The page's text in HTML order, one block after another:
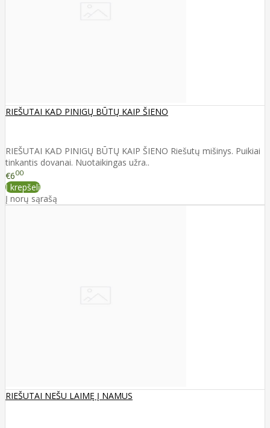
RIEŠUTAI KAD PINIGŲ BŪTŲ KAIP ŠIENO
RIEŠUTAI KAD PINIGŲ BŪTŲ KAIP ŠIENO Riešutų mišinys. Puikiai
tinkantis dovanai. Nuotaikingas užra..
€600
Į krepšelį
Į norų sąrašą
RIEŠUTAI NEŠU LAIMĘ Į NAMUS